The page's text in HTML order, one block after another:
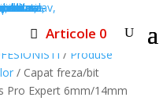
Articole 0
/ Produse
/ Capat freza/bit
Pro Expert 6mm/14mm